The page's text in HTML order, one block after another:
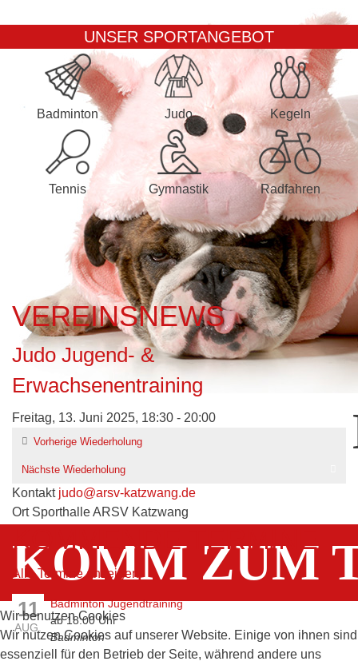
KOMM ZUM
UNSER SPORTANGEBOT
Badminton Judo Kegeln
Tennis Gymnastik Radfahren
VEREINSNEWS
Judo Jugend- &
Erwachsenentraining
Freitag, 13. Juni 2025, 18:30 - 20:00
Vorherige Wiederholung
Nächste Wiederholung
Kontakt judo@arsv-katzwang.de
Ort Sporthalle ARSV Katzwang
KOMMENDE TERMINE
AlleTermine anzeigen
11
AUG.
Badminton Jugendtraining
ab 18:00 Uhr
Badminton
Wir benutzen Cookies
Wir nutzen Cookies auf unserer Website. Einige von ihnen sind
essenziell für den Betrieb der Seite, während andere uns